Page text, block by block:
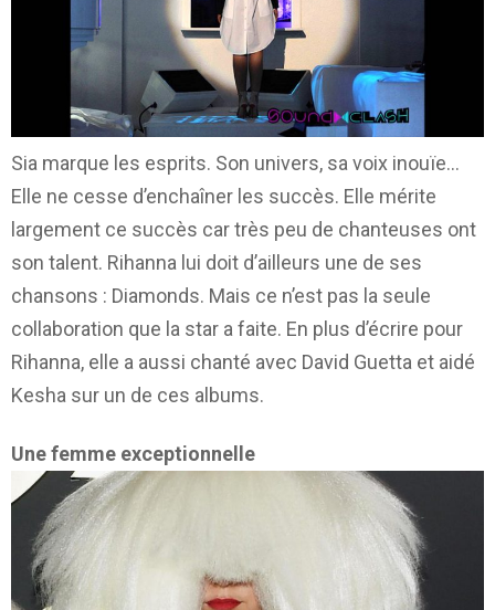
Sia marque les esprits. Son univers, sa voix inouïe…
Elle ne cesse d’enchaîner les succès. Elle mérite
largement ce succès car très peu de chanteuses ont
son talent. Rihanna lui doit d’ailleurs une de ses
chansons : Diamonds. Mais ce n’est pas la seule
collaboration que la star a faite. En plus d’écrire pour
Rihanna, elle a aussi chanté avec David Guetta et aidé
Kesha sur un de ces albums.
Une femme exceptionnelle